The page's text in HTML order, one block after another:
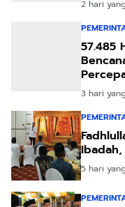
2 hari
57.485
3 hari
5 hari